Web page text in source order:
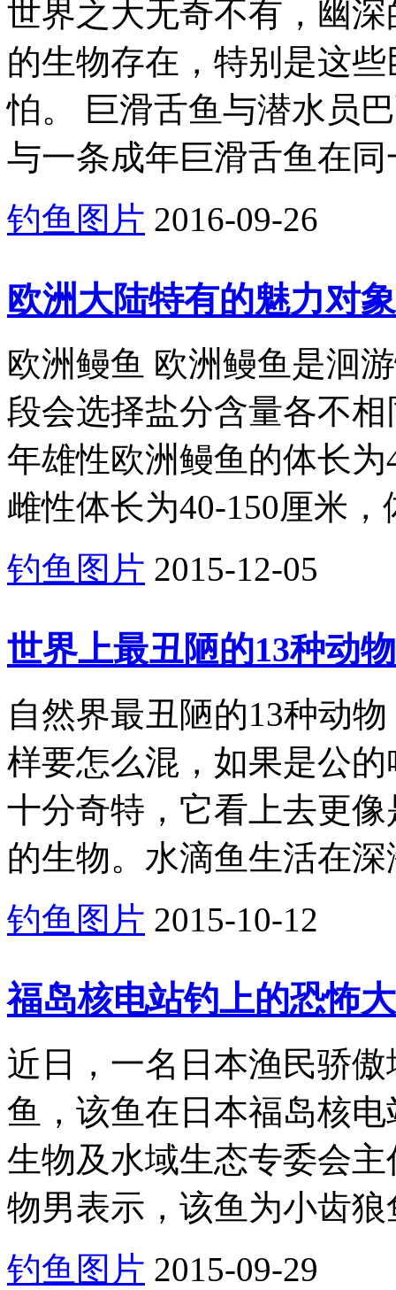
世界之大无奇不有，幽
的生物存在，特别是这
怕。 巨滑舌鱼与潜水员
与一条成年巨滑舌鱼在
钓鱼图片 2016-09-26
欧洲大陆特有的魅力对
欧洲鳗鱼 欧洲鳗鱼是洄
段会选择盐分含量各不
年雄性欧洲鳗鱼的体长
雌性体长为40-150厘米
钓鱼图片 2015-12-05
世界上最丑陋的13种动
自然界最丑陋的13种动
样要怎么混，如果是公
十分奇特，它看上去更
的生物。水滴鱼生活在
钓鱼图片 2015-10-12
福岛核电站钓上的恐怖
近日，一名日本渔民骄
鱼，该鱼在日本福岛核
生物及水域生态专委会
物男表示，该鱼为小齿狼
钓鱼图片 2015-09-29